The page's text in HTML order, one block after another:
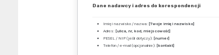
Dane nadawcy i adres do korespondencji
Imię i nazwisko / nazwa: [Twoje imię i nazwisko]
Adres: [ulica, nr, kod, miejscowość]
PESEL / NIP (jeśli dotyczy): [numer]
Telefon / e-mail (opcjonalnie): [kontakt]